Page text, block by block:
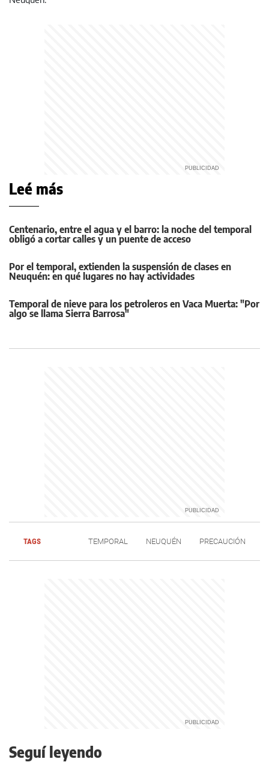
Leé más
Centenario, entre el agua y el barro: la noche del temporal
obligó a cortar calles y un puente de acceso
Por el temporal, extienden la suspensión de clases en
Neuquén: en qué lugares no hay actividades
Temporal de nieve para los petroleros en Vaca Muerta: "Por
algo se llama Sierra Barrosa"
TAGS TEMPORAL NEUQUÉN PRECAUCIÓN
Seguí leyendo